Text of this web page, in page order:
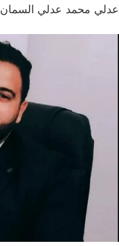
عدلي محمد عدلي السمان